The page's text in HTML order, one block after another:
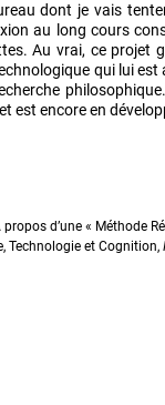
dont je vais
au long cours
Au vrai, ce projet
qui lui est
est encore en
d’une « Méthode
Technologie et Cognition,